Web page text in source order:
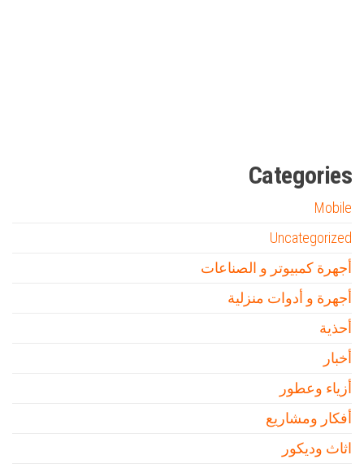
Categories
Mobile
Uncategorized
أجهرة كمبيوتر و الصناعات
أجهرة و أدوات منزلية
أحذية
أخبار
أزياء وعطور
أفكار ومشاريع
اثاث وديكور